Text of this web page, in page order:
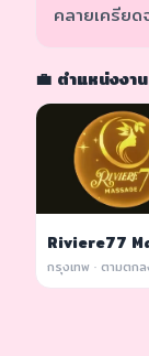
คลายเครียด
💼 ตำแหน่งงา
กรุงเทพ · ตามตก